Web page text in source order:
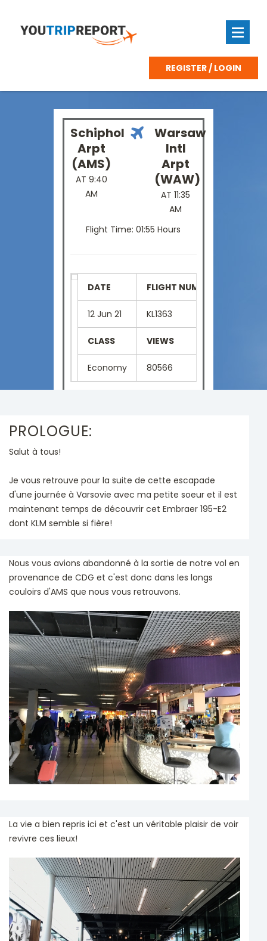
REGISTER / LOGIN
Schiphol
Arpt
(AMS)
AT 9:40
AM
Warsaw
Intl
Arpt
(WAW)
AT 11:35
AM
Flight Time: 01:55 Hours
DATE FLIGHT NUMBER
12 Jun 21 KL1363
CLASS VIEWS
Economy 80566
PROLOGUE:
Salut à tous!
Je vous retrouve pour la suite de cette escapade
d'une journée à Varsovie avec ma petite soeur et il est
maintenant temps de découvrir cet Embraer 195-E2
dont KLM semble si fière!
Nous vous avions abandonné à la sortie de notre vol en
provenance de CDG et c'est donc dans les longs
couloirs d'AMS que nous vous retrouvons.
La vie a bien repris ici et c'est un véritable plaisir de voir
revivre ces lieux!